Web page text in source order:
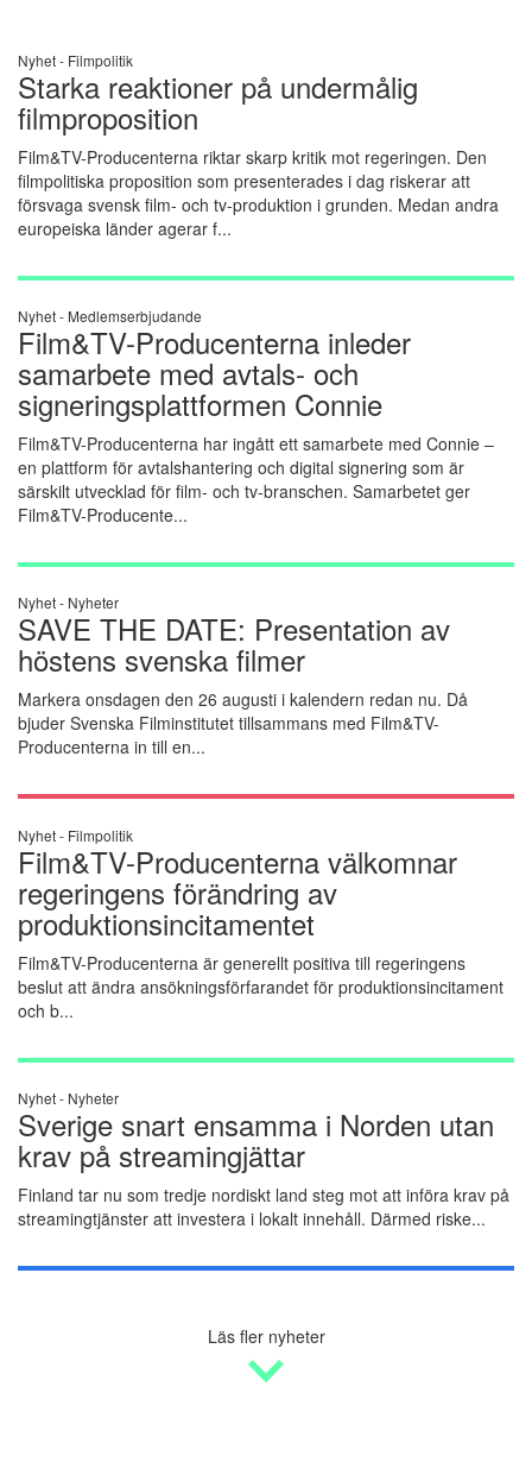
Nyhet - Filmpolitik
Starka reaktioner på undermålig
filmproposition
Film&TV-Producenterna riktar skarp kritik mot regeringen. Den
filmpolitiska proposition som presenterades i dag riskerar att
försvaga svensk film- och tv-produktion i grunden. Medan andra
europeiska länder agerar f...
Nyhet - Medlemserbjudande
Film&TV-Producenterna inleder
samarbete med avtals- och
signeringsplattformen Connie
Film&TV-Producenterna har ingått ett samarbete med Connie –
en plattform för avtalshantering och digital signering som är
särskilt utvecklad för film- och tv-branschen. Samarbetet ger
Film&TV-Producente...
Nyhet - Nyheter
SAVE THE DATE: Presentation av
höstens svenska filmer
Markera onsdagen den 26 augusti i kalendern redan nu. Då
bjuder Svenska Filminstitutet tillsammans med Film&TV-
Producenterna in till en...
Nyhet - Filmpolitik
Film&TV-Producenterna välkomnar
regeringens förändring av
produktionsincitamentet
Film&TV-Producenterna är generellt positiva till regeringens
beslut att ändra ansökningsförfarandet för produktionsincitament
och b...
Nyhet - Nyheter
Sverige snart ensamma i Norden utan
krav på streamingjättar
Finland tar nu som tredje nordiskt land steg mot att införa krav på
streamingtjänster att investera i lokalt innehåll. Därmed riske...
Läs fler nyheter